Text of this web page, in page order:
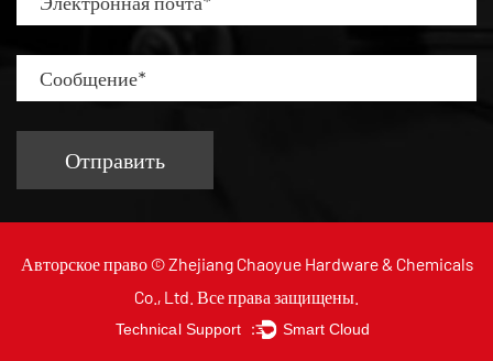
Авторское право ©Zhejiang Chaoyue Hardware & Chemicals
Co., Ltd. Все права защищены.
Technical Support ： Smart Cloud